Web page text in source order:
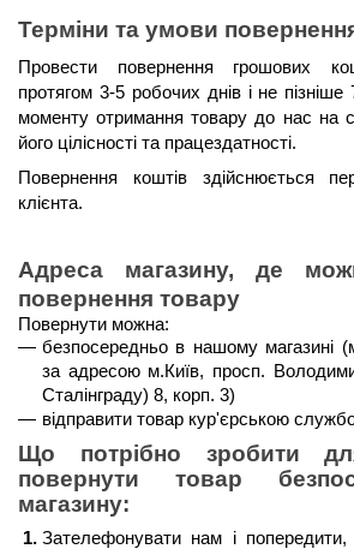
Терміни та умови
протягом 3-5 робочих днів і не
моменту отримання товару до нас на
його цілісності та працездатності.
Повернення коштів здійснюється
клієнта.
Адреса магазину, де
повернення товару
Повернути можна:
безпосередньо в нашому магазині
за адресою м.Київ, просп.
Сталінграду) 8, корп. 3)
відправити товар кур'єрською
Що потрібно зробити
повернути товар
магазину:
Зателефонувати нам і